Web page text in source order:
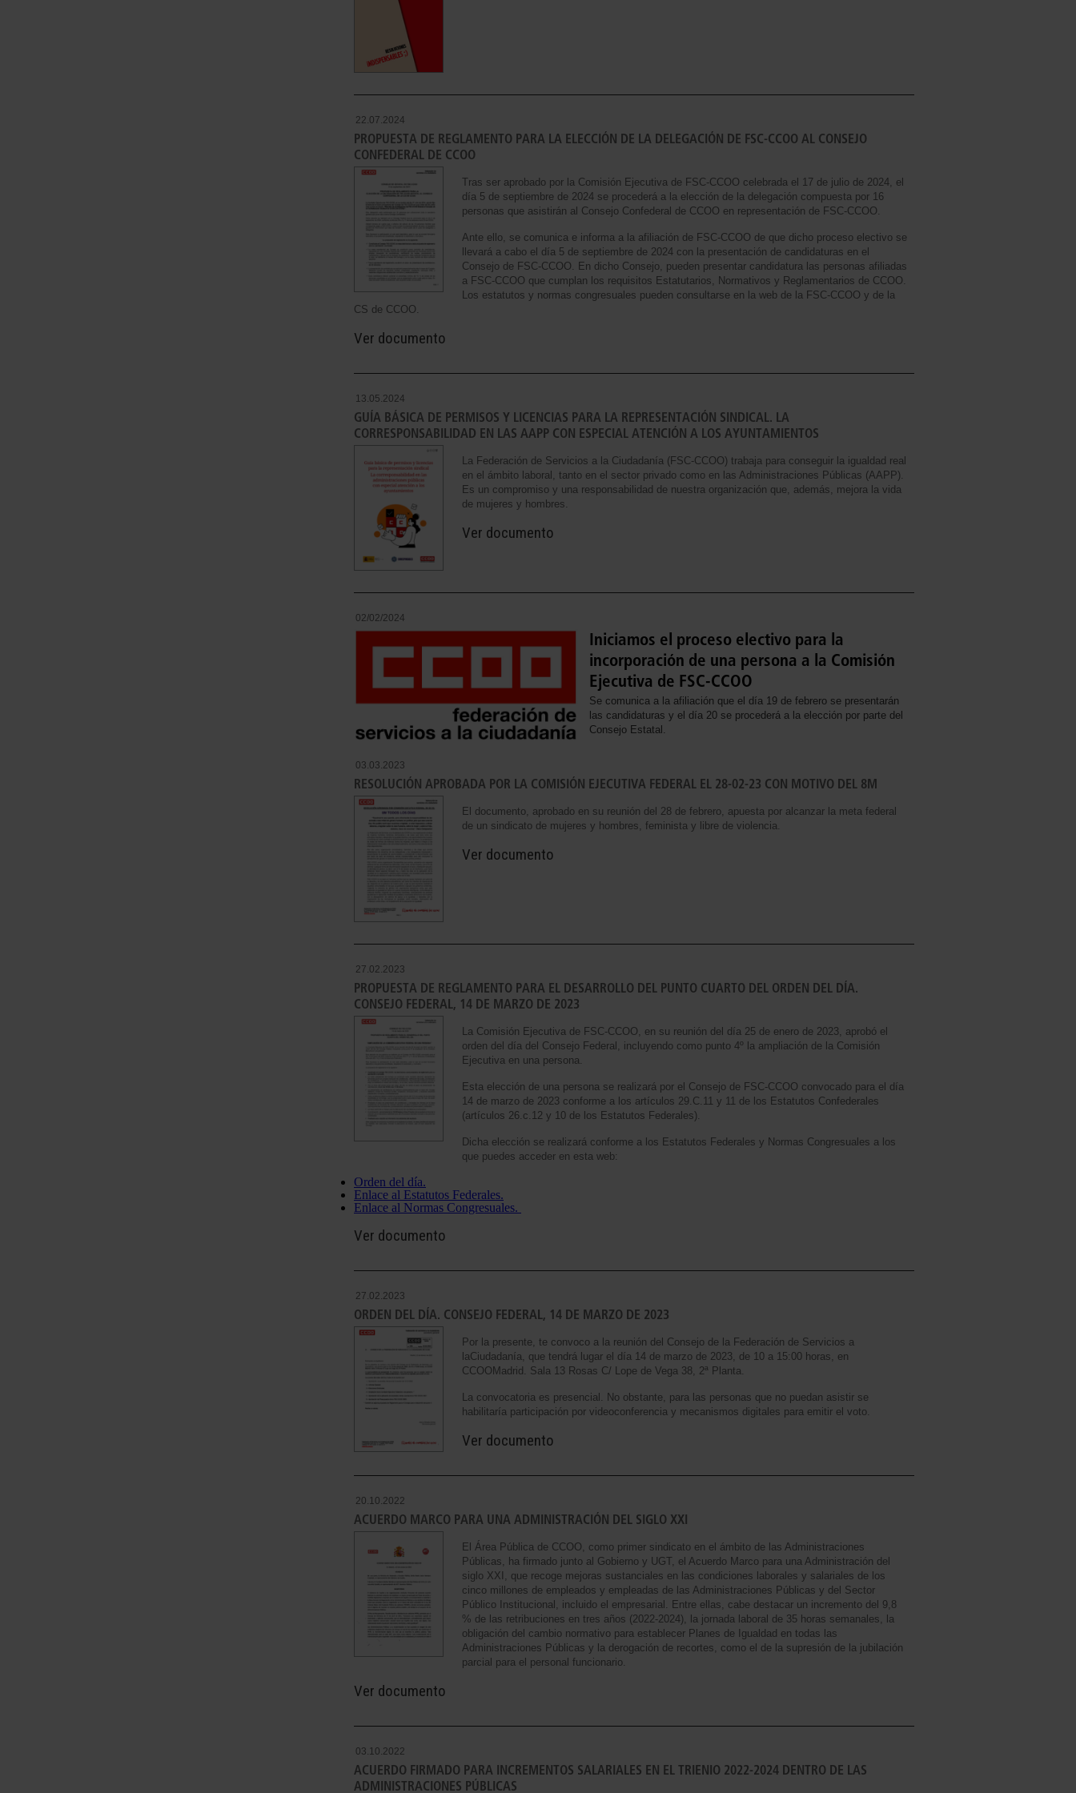
22.07.2024
PROPUESTA DE REGLAMENTO PARA LA ELECCIÓN DE LA DELEGACIÓN DE FSC-CCOO AL CONSEJO
CONFEDERAL DE CCOO
Tras ser aprobado por la Comisión Ejecutiva de FSC-CCOO celebrada el 17 de julio de 2024, el
día 5 de septiembre de 2024 se procederá a la elección de la delegación compuesta por 16
personas que asistirán al Consejo Confederal de CCOO en representación de FSC-CCOO.
Ante ello, se comunica e informa a la afiliación de FSC-CCOO de que dicho proceso electivo se
llevará a cabo el día 5 de septiembre de 2024 con la presentación de candidaturas en el
Consejo de FSC-CCOO. En dicho Consejo, pueden presentar candidatura las personas afiliadas
a FSC-CCOO que cumplan los requisitos Estatutarios, Normativos y Reglamentarios de CCOO.
Los estatutos y normas congresuales pueden consultarse en la web de la FSC-CCOO y de la
CS de CCOO.
Ver documento
13.05.2024
GUÍA BÁSICA DE PERMISOS Y LICENCIAS PARA LA REPRESENTACIÓN SINDICAL. LA
CORRESPONSABILIDAD EN LAS AAPP CON ESPECIAL ATENCIÓN A LOS AYUNTAMIENTOS
La Federación de Servicios a la Ciudadanía (FSC-CCOO) trabaja para conseguir la igualdad real
en el ámbito laboral, tanto en el sector privado como en las Administraciones Públicas (AAPP).
Es un compromiso y una responsabilidad de nuestra organización que, además, mejora la vida
de mujeres y hombres.
Ver documento
02/02/2024
Iniciamos el proceso electivo para la
incorporación de una persona a la Comisión
Ejecutiva de FSC-CCOO
Se comunica a la afiliación que el día 19 de febrero se presentarán
las candidaturas y el día 20 se procederá a la elección por parte del
Consejo Estatal.
03.03.2023
RESOLUCIÓN APROBADA POR LA COMISIÓN EJECUTIVA FEDERAL EL 28-02-23 CON MOTIVO DEL 8M
El documento, aprobado en su reunión del 28 de febrero, apuesta por alcanzar la meta federal
de un sindicato de mujeres y hombres, feminista y libre de violencia.
Ver documento
27.02.2023
PROPUESTA DE REGLAMENTO PARA EL DESARROLLO DEL PUNTO CUARTO DEL ORDEN DEL DÍA.
CONSEJO FEDERAL, 14 DE MARZO DE 2023
La Comisión Ejecutiva de FSC-CCOO, en su reunión del día 25 de enero de 2023, aprobó el
orden del día del Consejo Federal, incluyendo como punto 4º la ampliación de la Comisión
Ejecutiva en una persona.
Esta elección de una persona se realizará por el Consejo de FSC-CCOO convocado para el día
14 de marzo de 2023 conforme a los artículos 29.C.11 y 11 de los Estatutos Confederales
(artículos 26.c.12 y 10 de los Estatutos Federales).
Dicha elección se realizará conforme a los Estatutos Federales y Normas Congresuales a los
que puedes acceder en esta web:
Orden del día.
Enlace al Estatutos Federales.
Enlace al Normas Congresuales.
Ver documento
27.02.2023
ORDEN DEL DÍA. CONSEJO FEDERAL, 14 DE MARZO DE 2023
Por la presente, te convoco a la reunión del Consejo de la Federación de Servicios a
laCiudadanía, que tendrá lugar el día 14 de marzo de 2023, de 10 a 15:00 horas, en
CCOOMadrid. Sala 13 Rosas C/ Lope de Vega 38, 2ª Planta.
La convocatoria es presencial. No obstante, para las personas que no puedan asistir se
habilitaría participación por videoconferencia y mecanismos digitales para emitir el voto.
Ver documento
20.10.2022
ACUERDO MARCO PARA UNA ADMINISTRACIÓN DEL SIGLO XXI
El Área Pública de CCOO, como primer sindicato en el ámbito de las Administraciones
Públicas, ha firmado junto al Gobierno y UGT, el Acuerdo Marco para una Administración del
siglo XXI, que recoge mejoras sustanciales en las condiciones laborales y salariales de los
cinco millones de empleados y empleadas de las Administraciones Públicas y del Sector
Público Institucional, incluido el empresarial. Entre ellas, cabe destacar un incremento del 9,8
% de las retribuciones en tres años (2022-2024), la jornada laboral de 35 horas semanales, la
obligación del cambio normativo para establecer Planes de Igualdad en todas las
Administraciones Públicas y la derogación de recortes, como el de la supresión de la jubilación
parcial para el personal funcionario.
Ver documento
03.10.2022
ACUERDO FIRMADO PARA INCREMENTOS SALARIALES EN EL TRIENIO 2022-2024 DENTRO DE LAS
ADMINISTRACIONES PÚBLICAS